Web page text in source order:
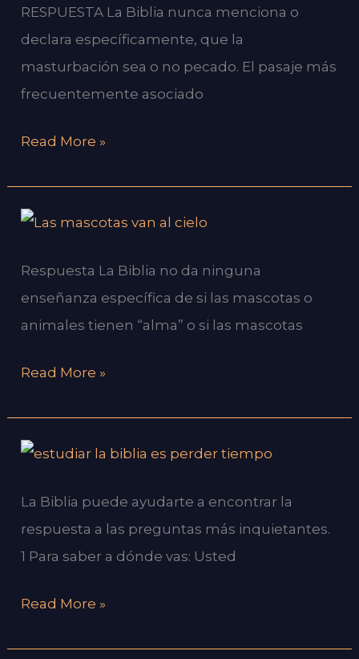
RESPUESTA La Biblia nunca menciona o
declara específicamente, que la
masturbación sea o no pecado. El pasaje más
frecuentemente asociado
masturbase?
Read More »
Respuesta La Biblia no da ninguna
enseñanza específica de si las mascotas o
animales tienen “alma” o si las mascotas
¿Las
van
al
cielo?
Read More »
La Biblia puede ayudarte a encontrar la
respuesta a las preguntas más inquietantes.
1 Para saber a dónde vas: Usted
¿Por
estudiar
la
Biblia?
Read More »